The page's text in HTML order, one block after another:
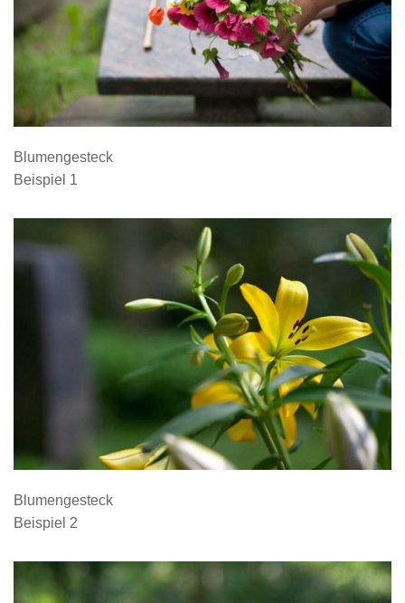
Blumengesteck
Beispiel 1
Blumengesteck
Beispiel 2